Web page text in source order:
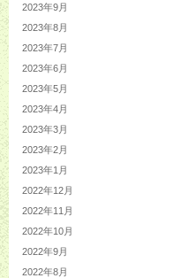
2023年9月
2023年8月
2023年7月
2023年6月
2023年5月
2023年4月
2023年3月
2023年2月
2023年1月
2022年12月
2022年11月
2022年10月
2022年9月
2022年8月